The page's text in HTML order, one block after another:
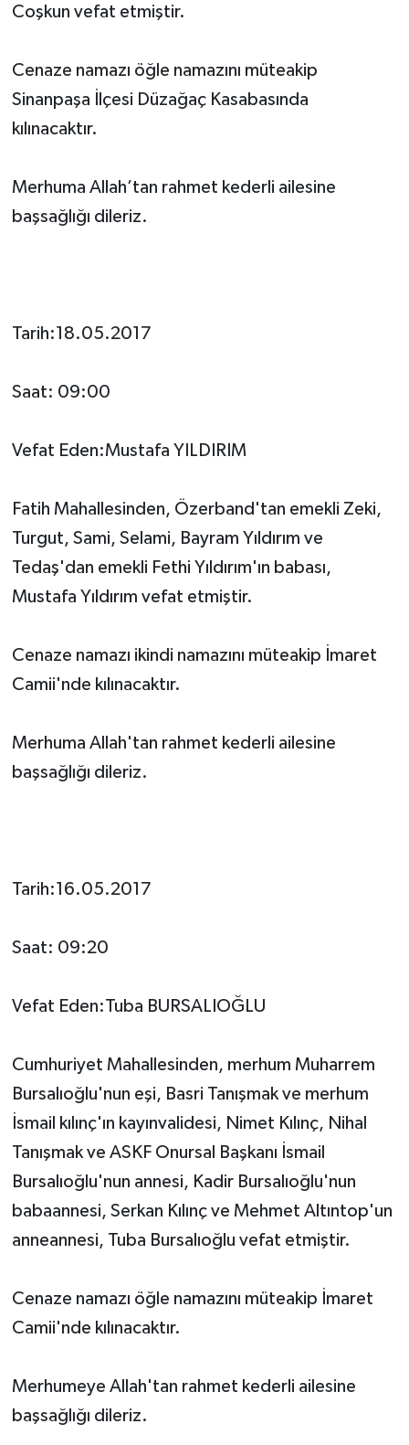
Coşkun vefat etmiştir.
Cenaze namazı öğle namazını müteakip
Sinanpaşa İlçesi Düzağaç Kasabasında
kılınacaktır.
Merhuma Allah’tan rahmet kederli ailesine
başsağlığı dileriz.
Tarih:18.05.2017
Saat: 09:00
Vefat Eden:Mustafa YILDIRIM
Fatih Mahallesinden, Özerband'tan emekli Zeki,
Turgut, Sami, Selami, Bayram Yıldırım ve
Tedaş'dan emekli Fethi Yıldırım'ın babası,
Mustafa Yıldırım vefat etmiştir.
Cenaze namazı ikindi namazını müteakip İmaret
Camii'nde kılınacaktır.
Merhuma Allah'tan rahmet kederli ailesine
başsağlığı dileriz.
Tarih:16.05.2017
Saat: 09:20
Vefat Eden:Tuba BURSALIOĞLU
Cumhuriyet Mahallesinden, merhum Muharrem
Bursalıoğlu'nun eşi, Basri Tanışmak ve merhum
İsmail kılınç'ın kayınvalidesi, Nimet Kılınç, Nihal
Tanışmak ve ASKF Onursal Başkanı İsmail
Bursalıoğlu'nun annesi, Kadir Bursalıoğlu'nun
babaannesi, Serkan Kılınç ve Mehmet Altıntop'un
anneannesi, Tuba Bursalıoğlu vefat etmiştir.
Cenaze namazı öğle namazını müteakip İmaret
Camii'nde kılınacaktır.
Merhumeye Allah'tan rahmet kederli ailesine
başsağlığı dileriz.